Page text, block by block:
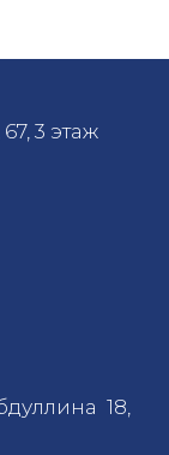
3 этаж
18,